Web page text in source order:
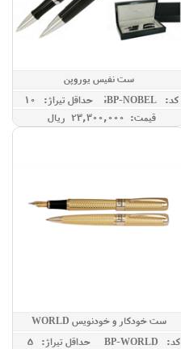
ست نفیس یوروپن
کد: GBP-NOBEL
حداقل تيراژ: 10
قیمت: 23,300,000 ريال
ست خودکار و خودنویس WORLD
کد: GBP-WORLD
حداقل تيراژ: 5